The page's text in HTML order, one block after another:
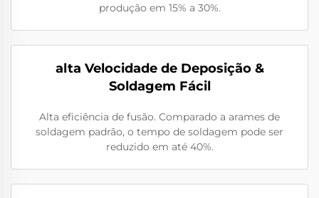
produção em 15% a 30%.
alta Velocidade de Deposição &
Soldagem Fácil
Alta eficiência de fusão. Comparado a arames de
soldagem padrão, o tempo de soldagem pode ser
reduzido em até 40%.